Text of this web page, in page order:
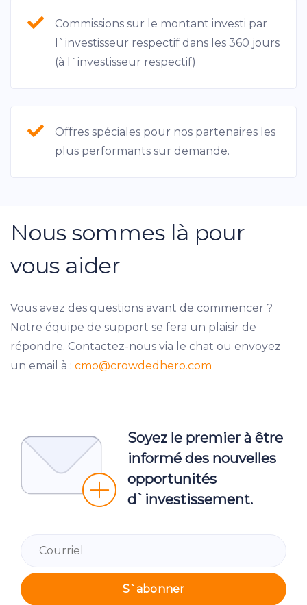
advertising. See more in our
Commissions sur le montant investi par
l`investisseur respectif dans les 360 jours
(à l`investisseur respectif)
Offres spéciales pour nos partenaires les
plus performants sur demande.
Nous sommes là pour
vous aider
Vous avez des questions avant de commencer ?
Notre équipe de support se fera un plaisir de
répondre. Contactez-nous via le chat ou envoyez
un email à : cmo@crowdedhero.com
Soyez le premier à être
informé des nouvelles
opportunités
d`investissement.
S`abonner